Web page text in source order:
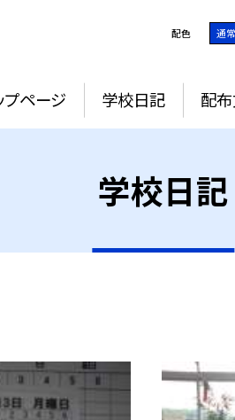
配色 通常
プページ 学校日記 配
学校日記